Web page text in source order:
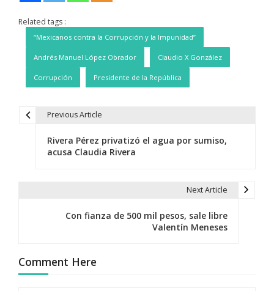
Related tags :
“Mexicanos contra la Corrupción y la Impunidad”
Andrés Manuel López Obrador Claudio X González
Corrupción Presidente de la República
c
i
Previous Article
Rivera Pérez privatizó el agua por sumiso,
acusa Claudia Rivera
Next Article
Con fianza de 500 mil pesos, sale libre
Valentín Meneses
Comment Here